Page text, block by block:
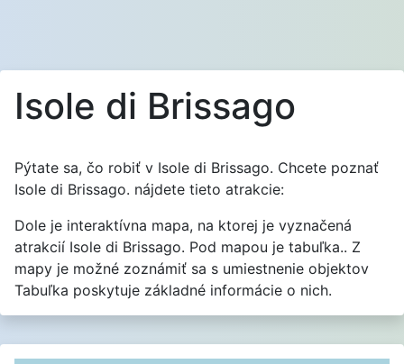
Isole di Brissago
Pýtate sa, čo robiť v Isole di Brissago. Chcete poznať
Isole di Brissago. nájdete tieto atrakcie:
Dole je interaktívna mapa, na ktorej je vyznačená
atrakcií Isole di Brissago. Pod mapou je tabuľka.. Z
mapy je možné zoznámiť sa s umiestnenie objektov
Tabuľka poskytuje základné informácie o nich.